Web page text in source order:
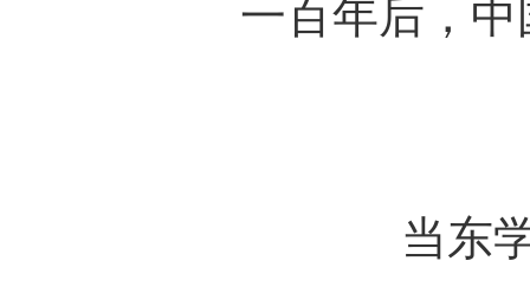
一百年后，
当东